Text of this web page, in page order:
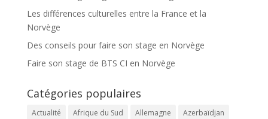
Les différences culturelles entre la France et la
Norvège
Des conseils pour faire son stage en Norvège
Faire son stage de BTS CI en Norvège
Catégories populaires
Actualité Afrique du Sud Allemagne
Azerbaïdjan